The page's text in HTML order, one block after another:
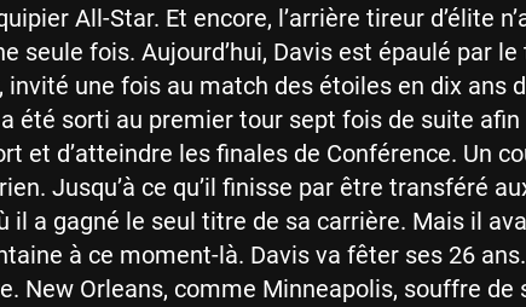
All-Star. Et encore, l’arrière tireur d’élite
seule fois. Aujourd’hui, Davis est épaulé par le
, invité une fois au match des étoiles en dix ans
été sorti au premier tour sept fois de suite afin
et d’atteindre les finales de Conférence. Un
Jusqu’à ce qu’il finisse par être transféré
il a gagné le seul titre de sa carrière. Mais il
à ce moment-là. Davis va fêter ses 26
New Orleans, comme Minneapolis, souffre de